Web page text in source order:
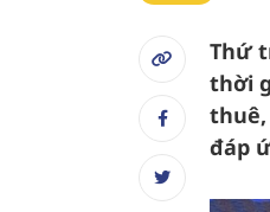
Thứ
thời
thuê,
đáp